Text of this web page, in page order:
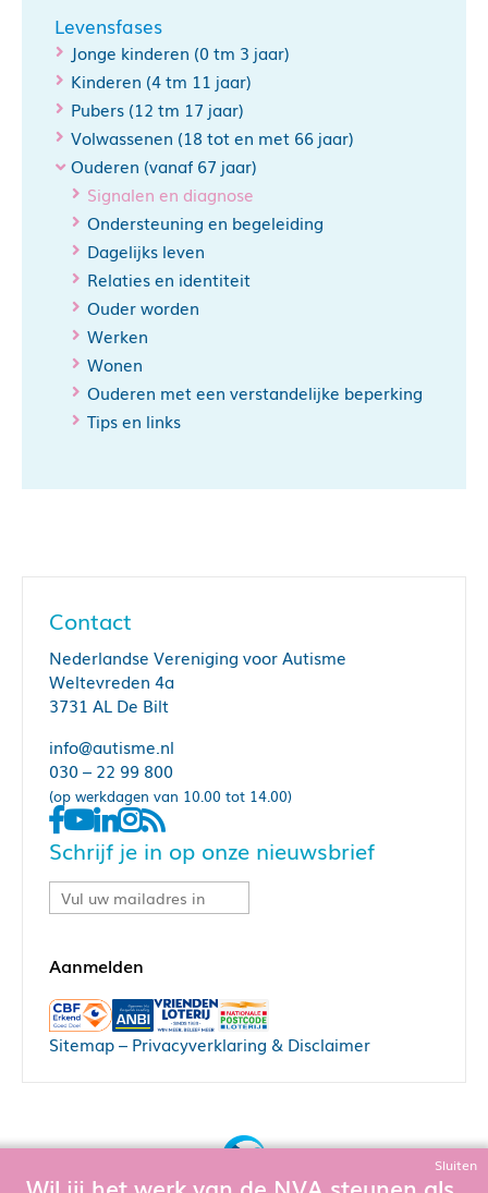
Levensfases
Jonge kinderen (0 tm 3 jaar)
Kinderen (4 tm 11 jaar)
Pubers (12 tm 17 jaar)
Volwassenen (18 tot en met 66 jaar)
Ouderen (vanaf 67 jaar)
Signalen en diagnose
Ondersteuning en begeleiding
Dagelijks leven
Relaties en identiteit
Ouder worden
Werken
Wonen
Ouderen met een verstandelijke beperking
Tips en links
Contact
Nederlandse Vereniging voor Autisme
Weltevreden 4a
3731 AL De Bilt
info@autisme.nl
030 – 22 99 800
(op werkdagen van 10.00 tot 14.00)
Schrijf je in op onze nieuwsbrief
Sitemap– Privacyverklaring & Disclaimer
Sluiten